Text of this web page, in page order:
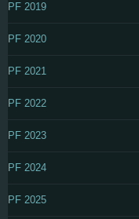
PF 2019
PF 2020
PF 2021
PF 2022
PF 2023
PF 2024
PF 2025